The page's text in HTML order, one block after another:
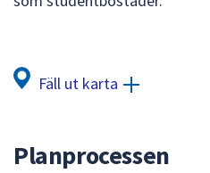
Fäll ut karta
Planprocessen